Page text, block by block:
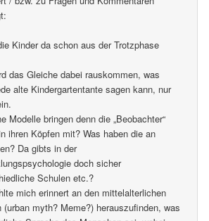
Kinder da schon aus der Trotzphase
das Gleiche dabei rauskommen, was
alte Kindergartentante sagen kann, nur
Modelle bringen denn die „Beobachter“
ihren Köpfen mit? Was haben die an
Da gibts in der
doch sicher
Schulen etc.?
mich erinnert an den mittelalterlichen
(urban myth? Meme?) herauszufinden, was